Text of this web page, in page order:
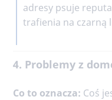
adresy psuje
trafienia na czarną
4. Problemy z
Co to oznacza: Coś